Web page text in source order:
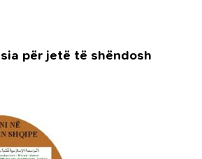
për jetë të shëndosh